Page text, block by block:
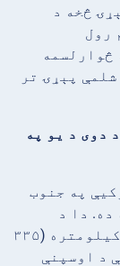
څخه د
رول
څوارلسمه
پېړۍ تر
دوی د یو په
په جنوب
ده. دا د
لیسیا ساحل په اوږدو کې شاوخوا ۵۴۰ کیلومتره (۳۳۵
د اوسپنې